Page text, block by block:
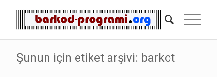
Şunun için etiket arşivi: barkot